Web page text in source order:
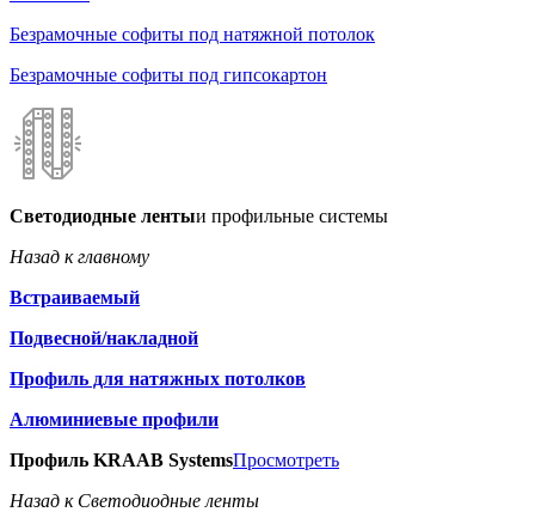
Безрамочные софиты под натяжной потолок
Безрамочные софиты под гипсокартон
Светодиодные лентыи профильные системы
Назад к главному
Встраиваемый
Подвесной/накладной
Профиль для натяжных потолков
Алюминиевые профили
Профиль KRAAB SystemsПросмотреть
Назад к Светодиодные ленты